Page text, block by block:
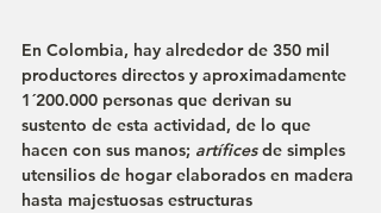
En Colombia, hay alrededor de 350 mil
productores directos y aproximadamente
1´200.000 personas que derivan su
sustento de esta actividad, de lo que
hacen con sus manos; artífices de simples
utensilios de hogar elaborados en madera
hasta majestuosas estructuras